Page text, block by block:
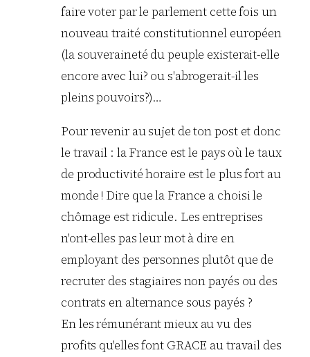
faire voter par le parlement cette fois un
nouveau traité constitutionnel européen
(la souveraineté du peuple existerait-elle
encore avec lui? ou s'abrogerait-il les
pleins pouvoirs?)…
Pour revenir au sujet de ton post et donc
le travail : la France est le pays où le taux
de productivité horaire est le plus fort au
monde ! Dire que la France a choisi le
chômage est ridicule. Les entreprises
n'ont-elles pas leur mot à dire en
employant des personnes plutôt que de
recruter des stagiaires non payés ou des
contrats en alternance sous payés ?
En les rémunérant mieux au vu des
profits qu'elles font GRACE au travail des